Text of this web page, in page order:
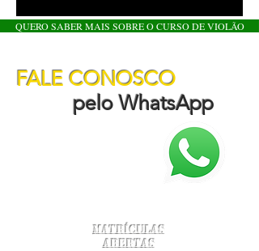
QUERO SABER MAIS SOBRE O CURSO DE VIOLÃO
FALE CONOSCO
pelo WhatsApp
Matrículas
Abertas